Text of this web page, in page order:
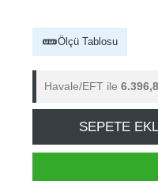
Ölçü Tablosu
Havale/EFT ile
SEPETE